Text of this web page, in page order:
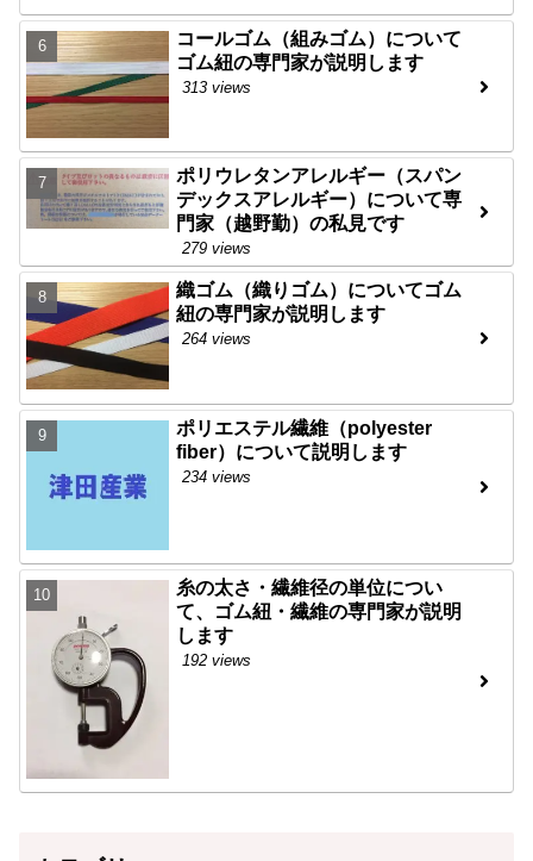
コールゴム（組みゴム）について
ゴム紐の専門家が説明します
313 views
ポリウレタンアレルギー（スパン
デックスアレルギー）について専
門家（越野勤）の私見です
279 views
織ゴム（織りゴム）についてゴム
紐の専門家が説明します
264 views
ポリエステル繊維（polyester
fiber）について説明します
234 views
糸の太さ・繊維径の単位につい
て、ゴム紐・繊維の専門家が説明
します
192 views